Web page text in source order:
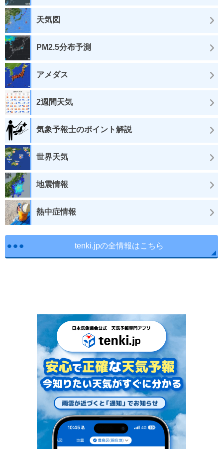
天気図
PM2.5分布予測
アメダス
2週間天気
気象予報士のポイント解説
世界天気
地震情報
熱中症情報
tenki.jpの全情報はこちら